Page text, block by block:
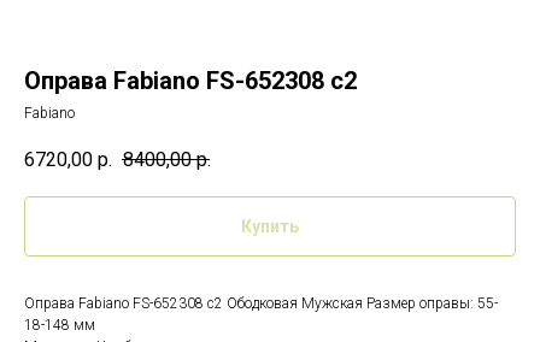
Оправа Fabiano FS-652308 c2
Fabiano
6720,00 р. 8400,00 р.
Купить
Оправа Fabiano FS-652308 c2 Ободковая Мужская Размер оправы: 55-
18-148 мм